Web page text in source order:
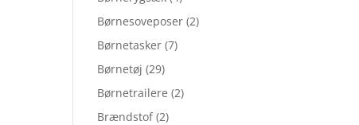
Børnesoveposer (2)
Børnetasker (7)
Børnetøj (29)
Børnetrailere (2)
Brændstof (2)